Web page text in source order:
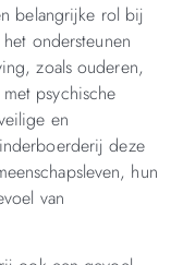
belangrijke rol bij
ondersteunen
zoals ouderen,
psychische
en
deze
hun
van